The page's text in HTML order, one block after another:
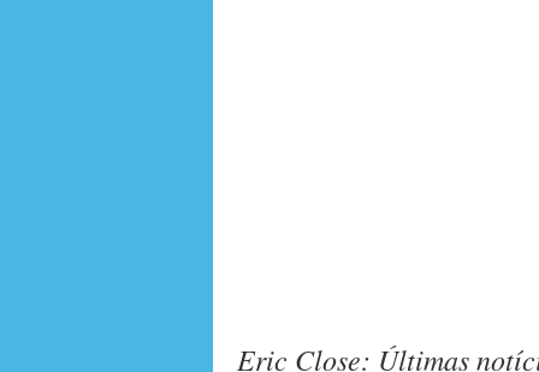
Eric Close: Últimas